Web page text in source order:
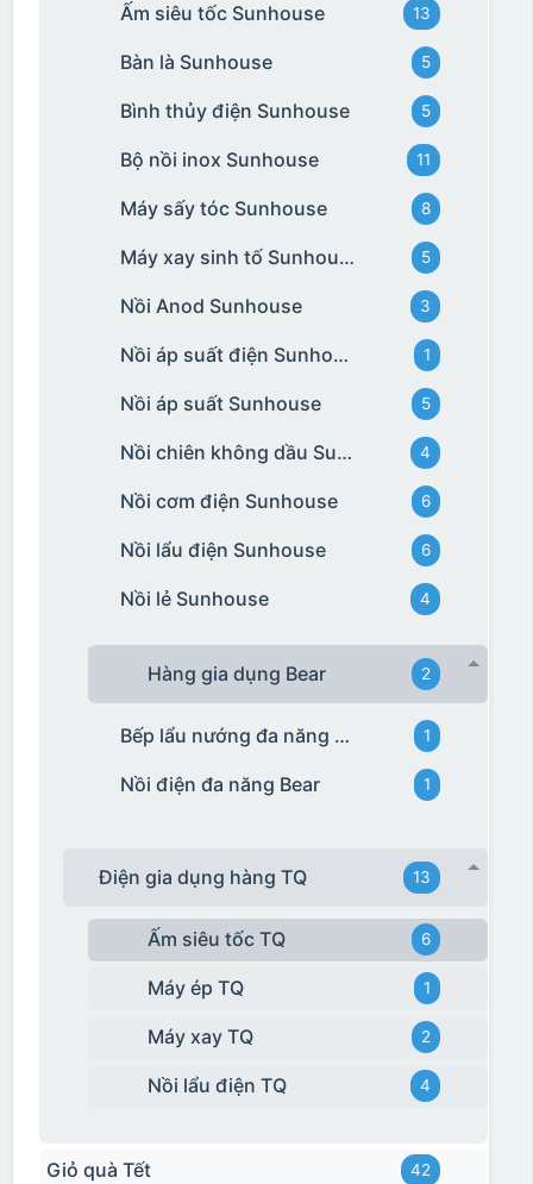
Ấm siêu tốc Sunhouse 13
Bàn là Sunhouse 5
Bình thủy điện Sunhouse 5
Bộ nồi inox Sunhouse 11
Máy sấy tóc Sunhouse 8
Máy xay sinh tố Sunhouse 5
Nồi Anod Sunhouse 3
Nồi áp suất điện Sunhouse 1
Nồi áp suất Sunhouse 5
Nồi chiên không dầu Sunhouse 4
Nồi cơm điện Sunhouse 6
Nồi lẩu điện Sunhouse 6
Nồi lẻ Sunhouse 4
Hàng gia dụng Bear 2
Bếp lẩu nướng đa năng Bear 1
Nồi điện đa năng Bear 1
Điện gia dụng hàng TQ 13
Ấm siêu tốc TQ 6
Máy ép TQ 1
Máy xay TQ 2
Nồi lẩu điện TQ 4
Giỏ quà Tết 42